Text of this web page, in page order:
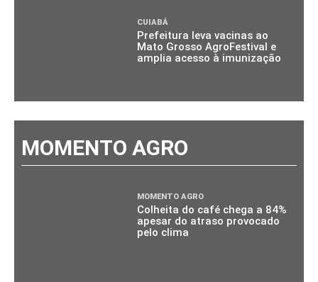
CUIABÁ
Prefeitura leva vacinas ao
Mato Grosso AgroFestival e
amplia acesso à imunização
MOMENTO AGRO
MOMENTO AGRO
Colheita do café chega a 84%
apesar do atraso provocado
pelo clima